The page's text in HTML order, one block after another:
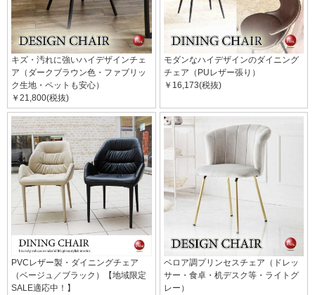
キズ・汚れに強いハイデザインチェ
ア（ダークブラウン色・ファブリッ
ク生地・ペットも安心）
￥21,800(税抜)
モダンなハイデザインのダイニング
チェア（PUレザー張り）
￥16,173(税抜)
PVCレザー製・ダイニングチェア
（ベージュ／ブラック）【地域限定
SALE適応中！】
ベロア調プリンセスチェア（ドレッ
サー・食卓・机デスク等・ライトグ
レー）